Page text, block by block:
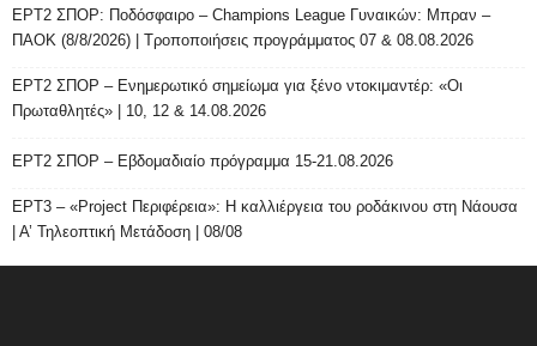
ΕΡΤ2 ΣΠΟΡ: Ποδόσφαιρο – Champions League Γυναικών: Μπραν –
ΠΑΟΚ (8/8/2026) | Τροποποιήσεις προγράμματος 07 & 08.08.2026
ΕΡΤ2 ΣΠΟΡ – Ενημερωτικό σημείωμα για ξένο ντοκιμαντέρ: «Οι
Πρωταθλητές» | 10, 12 & 14.08.2026
ΕΡΤ2 ΣΠΟΡ – Εβδομαδιαίο πρόγραμμα 15-21.08.2026
ΕΡΤ3 – «Project Περιφέρεια»: Η καλλιέργεια του ροδάκινου στη Νάουσα
| Α’ Τηλεοπτική Μετάδοση | 08/08